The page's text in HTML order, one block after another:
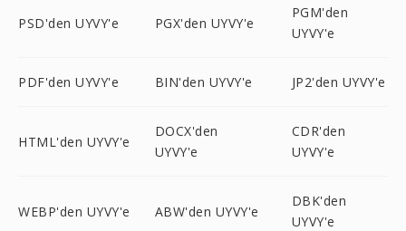
PSD'den UYVY'e PGX'den UYVY'e
PGM'den
UYVY'e
PDF'den UYVY'e BIN'den UYVY'e JP2'den UYVY'e
HTML'den UYVY'e
DOCX'den
UYVY'e
CDR'den
UYVY'e
WEBP'den UYVY'e ABW'den UYVY'e
DBK'den
UYVY'e